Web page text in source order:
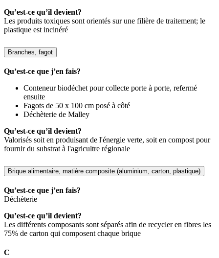
Qu’est-ce qu’il devient?
Les produits toxiques sont orientés sur une filière de traitement; le
plastique est incinéré
Branches, fagot
Qu’est-ce que j’en fais?
Conteneur biodéchet pour collecte porte à porte, refermé
ensuite
Fagots de 50 x 100 cm posé à côté
Déchèterie de Malley
Qu’est-ce qu’il devient?
Valorisés soit en produisant de l'énergie verte, soit en compost pour
fournir du substrat à l'agricultre régionale
Brique alimentaire, matière composite (aluminium, carton, plastique)
Qu’est-ce que j’en fais?
Déchèterie
Qu’est-ce qu’il devient?
Les différents composants sont séparés afin de recycler en fibres les
75% de carton qui composent chaque brique
C